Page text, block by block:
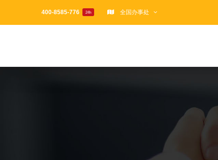
400-8585-776 24h 全国办事处